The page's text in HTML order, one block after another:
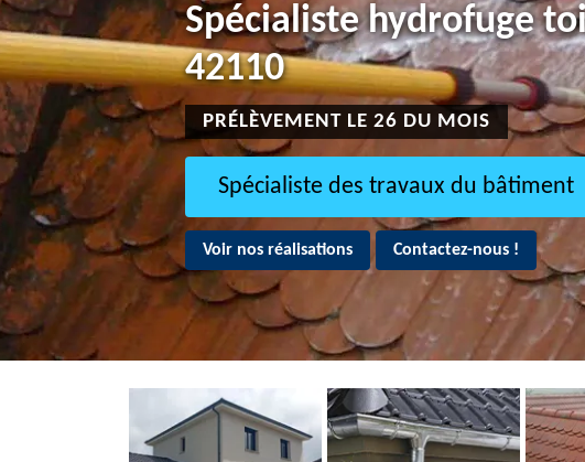
Spécialiste hydrofuge
42110
PRÉLÈVEMENT LE 26 DU MOIS
Spécialiste des travaux du bâtiment
Voir nos réalisations Contactez-nous !